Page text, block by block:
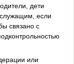
дети
служащим, если
связано с
или